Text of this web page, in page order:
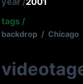
tags /
backdrop / Chicago